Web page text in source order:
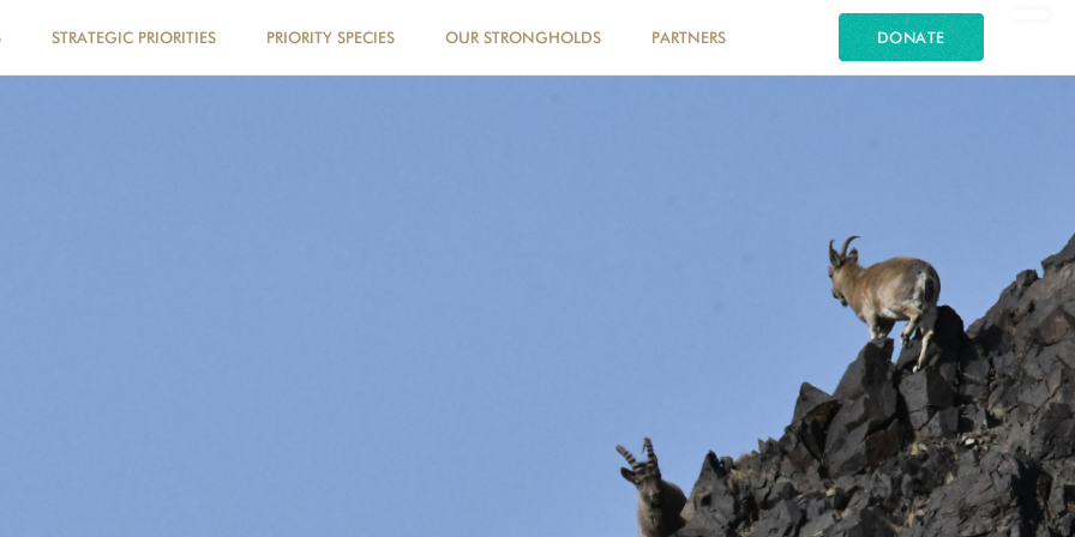
STRATEGIC PRIORITIES PRIORITY SPECIES OUR STRONGHOLDS PARTNERS DONATE